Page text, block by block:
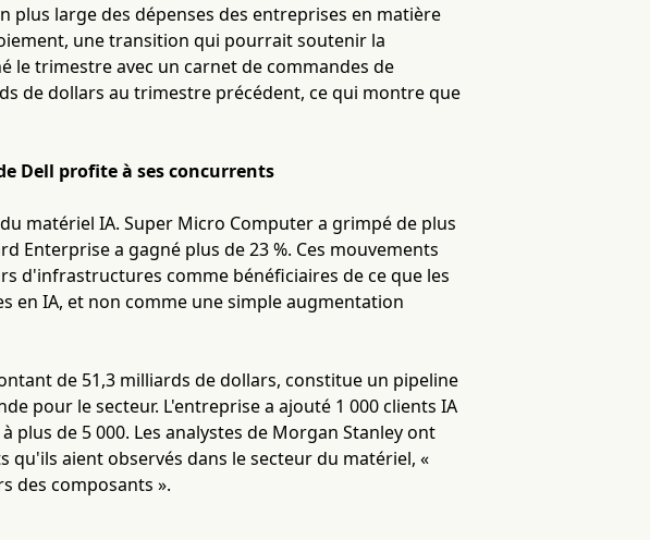
plus large des dépenses des entreprises en matière
une transition qui pourrait soutenir la
le trimestre avec un carnet de commandes de
de dollars au trimestre précédent, ce qui montre que
Dell profite à ses concurrents
matériel IA. Super Micro Computer a grimpé de plus
Enterprise a gagné plus de 23 %. Ces mouvements
d'infrastructures comme bénéficiaires de ce que les
en IA, et non comme une simple augmentation
de 51,3 milliards de dollars, constitue un pipeline
pour le secteur. L'entreprise a ajouté 1 000 clients IA
de 5 000. Les analystes de Morgan Stanley ont
aient observés dans le secteur du matériel, «
des composants ».